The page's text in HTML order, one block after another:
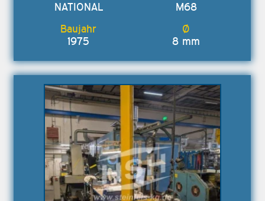
NATIONAL M68
1975 8 mm